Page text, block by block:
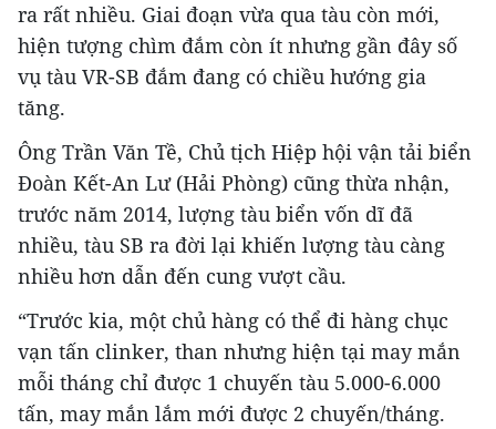
ra rất nhiều. Giai đoạn vừa qua tàu còn mới,
hiện tượng chìm đắm còn ít nhưng gần đây số
vụ tàu VR-SB đắm đang có chiều hướng gia
tăng.
Ông Trần Văn Tề, Chủ tịch Hiệp hội vận tải biển
Đoàn Kết-An Lư (Hải Phòng) cũng thừa nhận,
trước năm 2014, lượng tàu biển vốn dĩ đã
nhiều, tàu SB ra đời lại khiến lượng tàu càng
nhiều hơn dẫn đến cung vượt cầu.
“Trước kia, một chủ hàng có thể đi hàng chục
vạn tấn clinker, than nhưng hiện tại may mắn
mỗi tháng chỉ được 1 chuyến tàu 5.000-6.000
tấn, may mắn lắm mới được 2 chuyến/tháng.